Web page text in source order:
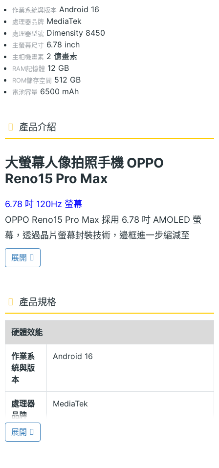
作業系統與版本 Android 16
處理器品牌 MediaTek
處理器型號 Dimensity 8450
主螢幕尺寸 6.78 inch
主相機畫素 2 億畫素
RAM記憶體 12 GB
ROM儲存空間 512 GB
電池容量 6500 mAh
產品介紹
大螢幕人像拍照手機 OPPO
Reno15 Pro Max
6.78 吋 120Hz 螢幕
OPPO Reno15 Pro Max 採用 6.78 吋 AMOLED 螢
幕，透過晶片螢幕封裝技術，邊框進一步縮減至
1.15mm，帶來更沉浸的全螢幕視覺體驗。支援 10.7
億色顯示與 120Hz 更新率，畫面細緻又流暢。HBM
具備 2,160Hz 高頻 PWM 護眼調光，有效減少長時間
使用時的眼睛疲勞。
冷雕玻璃工藝相機模組
OPPO Reno15 Pro Max 機身採用一體冷雕玻璃相機
模組與金屬中框，以高亮冰透玻璃搭配全息光刻工
藝，在背蓋呈現 3D 極光紋路，帶來高雅、通透的高
級質感。防護方面，具備 IP69 防塵防水等級，搭配
360° 抗摔機身，提高日常使用的耐用性。
展開
產品規格
硬體效能
作業系
統與版
本
Android 16
處理器
品牌
MediaTek
處理器
展開